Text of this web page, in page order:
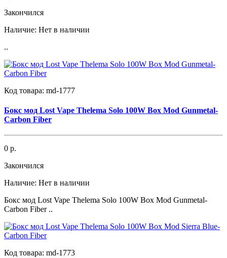
Закончился
Наличие: Нет в наличии
..
Код товара: md-1777
Бокс мод Lost Vape Thelema Solo 100W Box Mod Gunmetal-
Carbon Fiber
0 р.
Закончился
Наличие: Нет в наличии
Бокс мод Lost Vape Thelema Solo 100W Box Mod Gunmetal-
Carbon Fiber ..
Код товара: md-1773